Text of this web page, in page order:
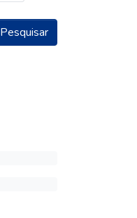
Pesquisar